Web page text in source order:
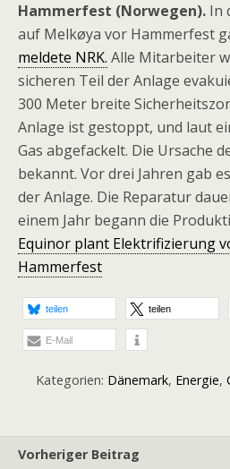
Hammerfest (Norwegen). In
auf Melkøya vor Hammerfest
meldete NRK. Alle Mitarbeiter
sicheren Teil der Anlage
300 Meter breite
Anlage ist gestoppt, und laut
Gas abgefackelt. Die Ursache
bekannt. Vor drei Jahren gab
der Anlage. Die Reparatur
einem Jahr begann die
Equinor plant Elektrifizierung
Hammerfest
teilen teilen
E-Mail
Kategorien: Dänemark, Energie,
Vorheriger Beitrag